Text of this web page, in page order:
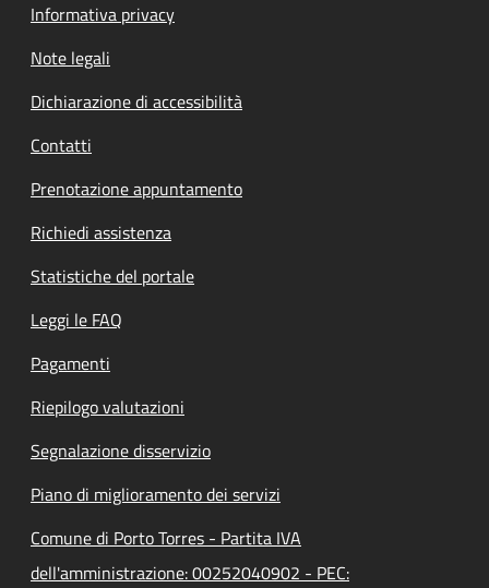
Informativa privacy
Note legali
Dichiarazione di accessibilità
Contatti
Prenotazione appuntamento
Richiedi assistenza
Statistiche del portale
Leggi le FAQ
Pagamenti
Riepilogo valutazioni
Segnalazione disservizio
Piano di miglioramento dei servizi
Comune di Porto Torres - Partita IVA
dell'amministrazione: 00252040902 - PEC: